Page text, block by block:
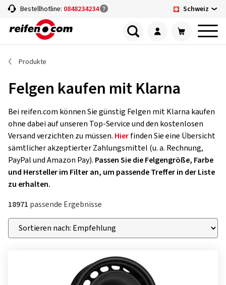
Bestellhotline: 0848234234 Schweiz
Produkte
Felgen kaufen mit Klarna
Bei reifen.com können Sie günstig Felgen mit Klarna kaufen
ohne dabei auf unseren Top-Service und den kostenlosen
Versand verzichten zu müssen. Hierfinden Sie eine Übersicht
sämtlicher akzeptierter Zahlungsmittel (u. a. Rechnung,
PayPal und Amazon Pay). Passen Sie die Felgengröße, Farbe
und Hersteller im Filter an, um passende Treffer in der Liste
zu erhalten.
18971 passende Ergebnisse